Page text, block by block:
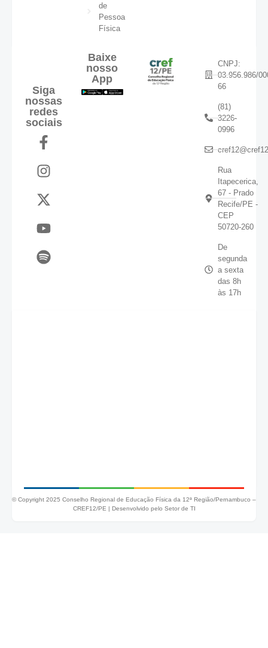
de
Pessoa
Física
Siga
nossas
redes
sociais
Baixe
nosso
App
CNPJ:
03.956.986/
66
(81)
3226-
0996
Rua
Itapecerica,
67 - Prado
Recife/PE -
CEP
50720-260
De
segunda
a sexta
das 8h
às 17h
© Copyright 2025 Conselho Regional de Educação Física da 12ª Região/Pernambuco –
CREF12/PE | Desenvolvido pelo Setor de TI